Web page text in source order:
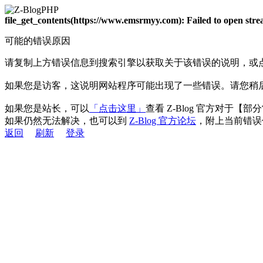
file_get_contents(https://www.emsrmyy.com): Failed to open
可能的错误原因
请复制上方错误信息到搜索引擎以获取关于该错误的说明，或
如果您是访客，这说明网站程序可能出现了一些错误。请您稍
如果您是站长，可以 「点击这里」 查看 Z-Blog 官方对于【部
如果仍然无法解决，也可以到 Z-Blog 官方论坛 ，附上当前错
返回
刷新 登录